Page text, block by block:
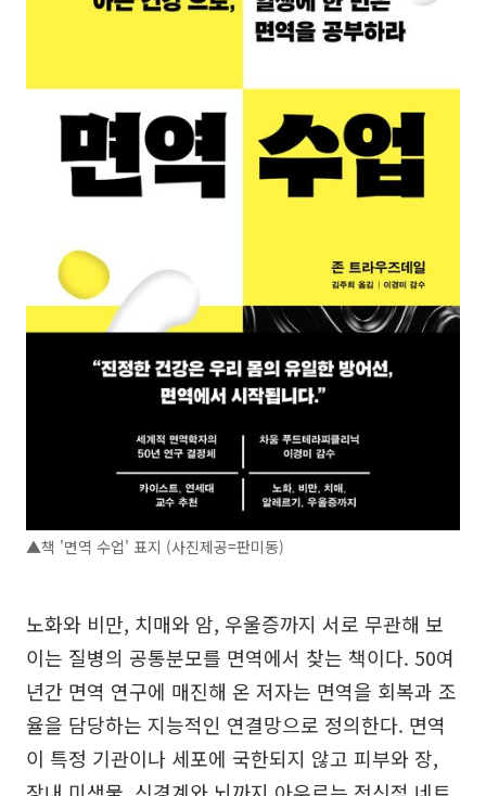
▲책 '면역 수업' 표지 (사진제공=판미동)
노화와 비만, 치매와 암, 우울증까지 서로 무관해 보
이는 질병의 공통분모를 면역에서 찾는 책이다. 50여
년간 면역 연구에 매진해 온 저자는 면역을 회복과 조
율을 담당하는 지능적인 연결망으로 정의한다. 면역
이 특정 기관이나 세포에 국한되지 않고 피부와 장,